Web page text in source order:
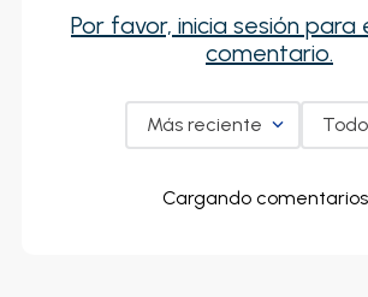
Por favor, inicia sesión para
comentario.
Más reciente
Cargando